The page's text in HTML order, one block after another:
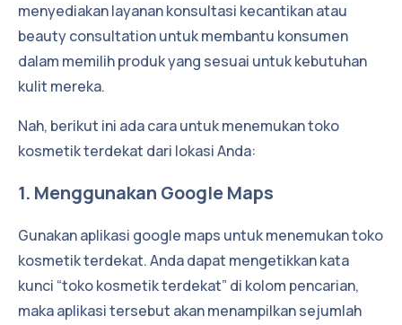
menyediakan layanan konsultasi kecantikan atau
beauty consultation untuk membantu konsumen
dalam memilih produk yang sesuai untuk kebutuhan
kulit mereka.
Nah, berikut ini ada cara untuk menemukan toko
kosmetik terdekat dari lokasi Anda:
1. Menggunakan Google Maps
Gunakan aplikasi google maps untuk menemukan toko
kosmetik terdekat. Anda dapat mengetikkan kata
kunci “toko kosmetik terdekat” di kolom pencarian,
maka aplikasi tersebut akan menampilkan sejumlah